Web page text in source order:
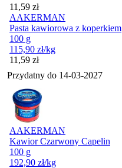
Cena
11,59 zł
AAKERMAN
Pasta kawiorowa z koperkiem
100 g
115,90 zł/kg
Cena
11,59 zł
Przydatny do 14-03-2027
AAKERMAN
Kawior Czarwony Capelin
100 g
192,90 zł/kg